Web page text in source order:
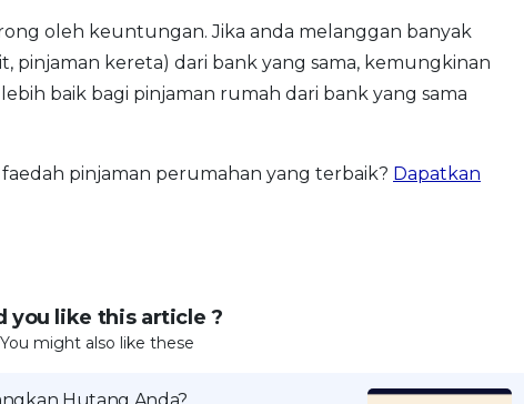
oleh keuntungan. Jika anda melanggan banyak
pinjaman kereta) dari bank yang sama, kemungkinan
baik bagi pinjaman rumah dari bank yang sama
pinjaman perumahan yang terbaik? Dapatkan
you like this article ?
You might also like these